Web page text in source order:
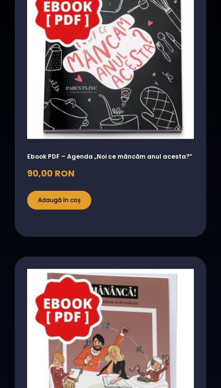
Ebook PDF – Agenda „Noi ce mâncăm anul acesta?”
90,00 RON
Adaugă în coș